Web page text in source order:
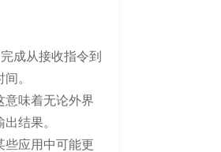
成从接收指令到
。
意味着无论外界
结果。
些应用中可能更